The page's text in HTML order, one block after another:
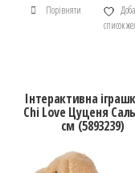
Порівняти
список
Інтерактивна
Chi Love Цуценя
см (5893239)